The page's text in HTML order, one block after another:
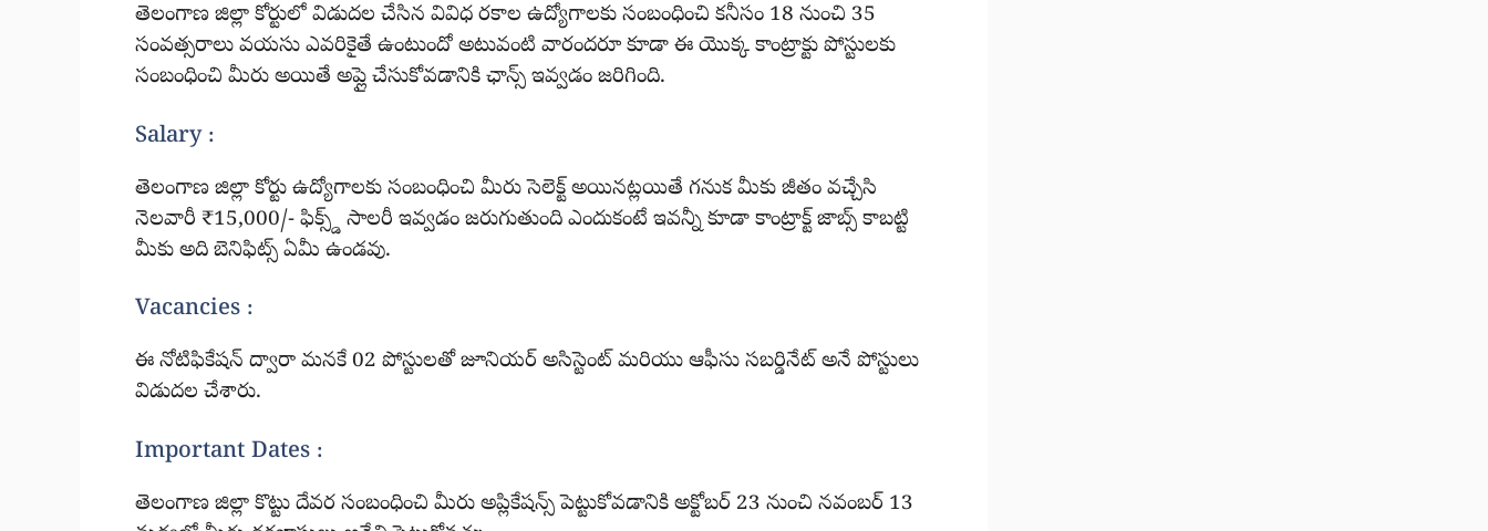
తెలంగాణ జిల్లా కోర్టులో విడుదల చేసిన వివిధ రకాల ఉద్యోగాలకు సంబంధించి కనీసం 18 నుంచి 35
సంవత్సరాలు వయసు ఎవరికైతే ఉంటుందో అటువంటి వారందరూ కూడా ఈ యొక్క కాంట్రాక్టు పోస్టులకు
సంబంధించి మీరు అయితే అప్లై చేసుకోవడానికి ఛాన్స్ ఇవ్వడం జరిగింది.
Salary :
తెలంగాణ జిల్లా కోర్టు ఉద్యోగాలకు సంబంధించి మీరు సెలెక్ట్ అయినట్లయితే గనుక మీకు జీతం వచ్చేసి
నెలవారీ ₹15,000/- ఫిక్స్డ్ సాలరీ ఇవ్వడం జరుగుతుంది ఎందుకంటే ఇవన్నీ కూడా కాంట్రాక్ట్ జాబ్స్ కాబట్టి
మీకు అది బెనిఫిట్స్ ఏమీ ఉండవు.
Vacancies :
ఈ నోటిఫికేషన్ ద్వారా మనకే 02 పోస్టులతో జూనియర్ అసిస్టెంట్ మరియు ఆఫీసు సబర్డినేట్ అనే పోస్టులు
విడుదల చేశారు.
Important Dates :
తెలంగాణ జిల్లా కొట్టు దేవర సంబంధించి మీరు అప్లికేషన్స్ పెట్టుకోవడానికి అక్టోబర్ 23 నుంచి నవంబర్ 13